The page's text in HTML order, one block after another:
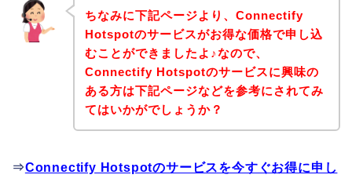
ちなみに下記ページより、Connectify
Hotspotのサービスがお得な価格で申し込
むことができましたよ♪なので、
Connectify Hotspotのサービスに興味の
ある方は下記ページなどを参考にされてみ
てはいかがでしょうか？
⇒Connectify Hotspotのサービスを今すぐお得に申し